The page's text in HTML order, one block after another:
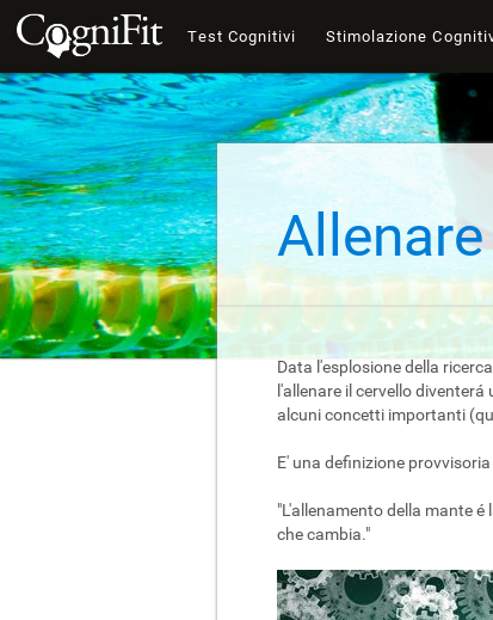
Test Cognitivi Stimolazione
Data l'esplosione della
l'allenare il cervello
alcuni concetti importanti
E' una definizione
"L'allenamento della mante
che cambia."